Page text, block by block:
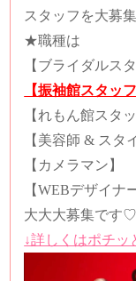
スタッフを大募
★職種は
【ブライダルス
【振袖館スタッフ
【れもん館スタッ
【美容師 & スタ
【カメラマン】
【WEBデザイナ
大大大募集です♡
↓詳しくはポチッ